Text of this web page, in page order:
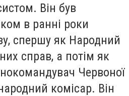
Він був
в ранні роки
спершу як Народний
справ, а потім як
Червоної
комісар. Він